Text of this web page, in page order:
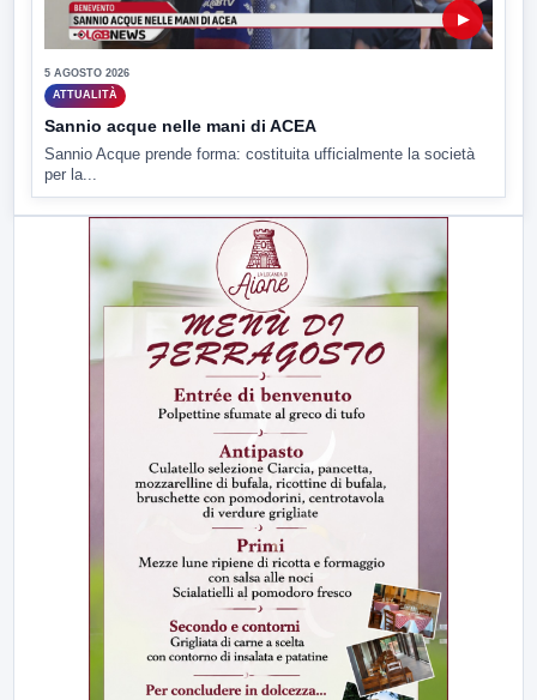
▶
5 AGOSTO 2026
ATTUALITÀ
Sannio acque nelle mani di ACEA
Sannio Acque prende forma: costituita ufficialmente la società
per la...